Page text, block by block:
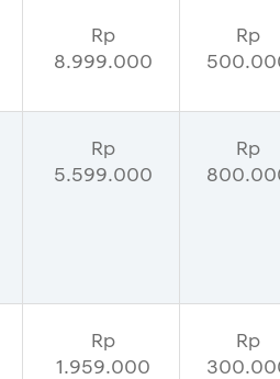
Rp
8.999.000
Rp
Rp
5.599.000
Rp
Rp
1.959.000
Rp